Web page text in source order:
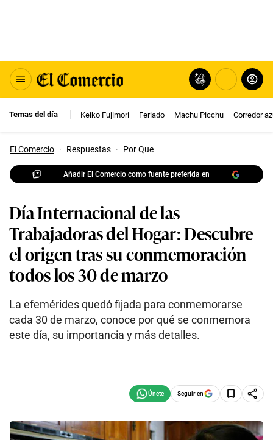
Temas del día Keiko Fujimori Feriado Machu Picchu Corredor
El Comercio · Respuestas · Por Que
Añadir El Comercio como fuente preferida en
Día Internacional de las
Trabajadoras del Hogar: Descubre
el origen tras su conmemoración
todos los 30 de marzo
La efemérides quedó fijada para conmemorarse
cada 30 de marzo, conoce por qué se conmemora
este día, su importancia y más detalles.
Seguir en